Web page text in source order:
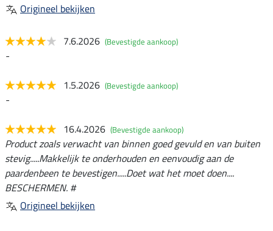
Origineel bekijken
7.6.2026 (Bevestigde aankoop)
-
1.5.2026 (Bevestigde aankoop)
-
16.4.2026 (Bevestigde aankoop)
Product zoals verwacht van binnen goed gevuld en van buiten
stevig.....Makkelijk te onderhouden en eenvoudig aan de
paardenbeen te bevestigen.....Doet wat het moet doen....
BESCHERMEN. #
Origineel bekijken